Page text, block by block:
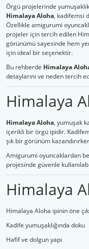
Örgü projelerinde
Himalaya Aloha, kadifemsi
Özellikle amigurumi
projeler için tercih edilen
görünümü sayesinde hem
için ideal bir seçenektir.
Bu rehberde Himalaya
detaylarını ve neden tercih
Himalaya
Himalaya Aloha, yumuşak
içerikli bir örgü ipidir.
şık bir görünüm
Amigurumi oyuncaklardan
projesinde güvenle
Himalaya
Himalaya Aloha ipinin öne
Kadife yumuşaklığında doku
Hafif ve dolgun yapı
Etrofil
Himalaya
Merserize İplik
Panç ipleri
Patik İpleri
Şal İpleri